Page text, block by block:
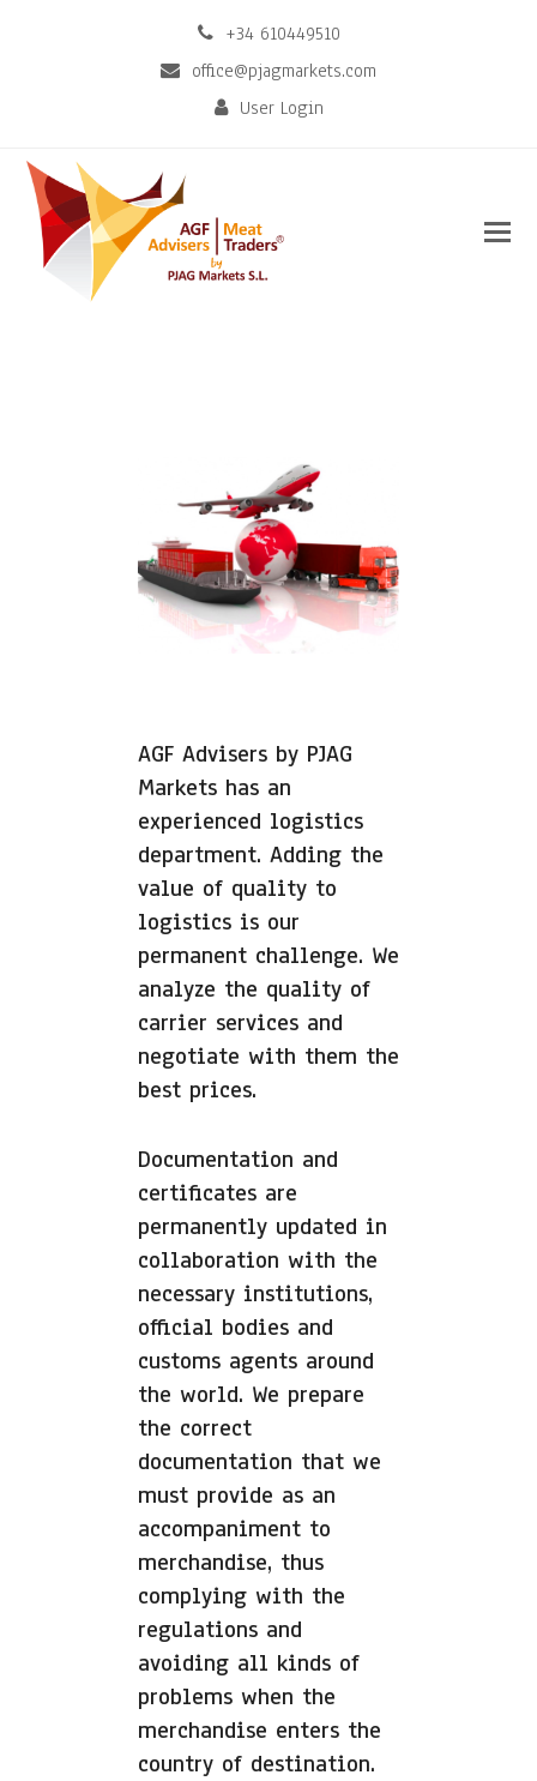
+34 610449510
office@pjagmarkets.com
User Login
AGF Advisers by PJAG
Markets has an
experienced logistics
department. Adding the
value of quality to
logistics is our
permanent challenge. We
analyze the quality of
carrier services and
negotiate with them the
best prices.
Documentation and
certificates are
permanently updated in
collaboration with the
necessary institutions,
official bodies and
customs agents around
the world. We prepare
the correct
documentation that we
must provide as an
accompaniment to
merchandise, thus
complying with the
regulations and
avoiding all kinds of
problems when the
merchandise enters the
country of destination.